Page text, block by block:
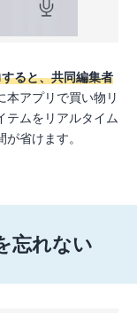
ると、共同編集者
本アプリで買い物リ
テムをリアルタイム
省けます。
忘れない